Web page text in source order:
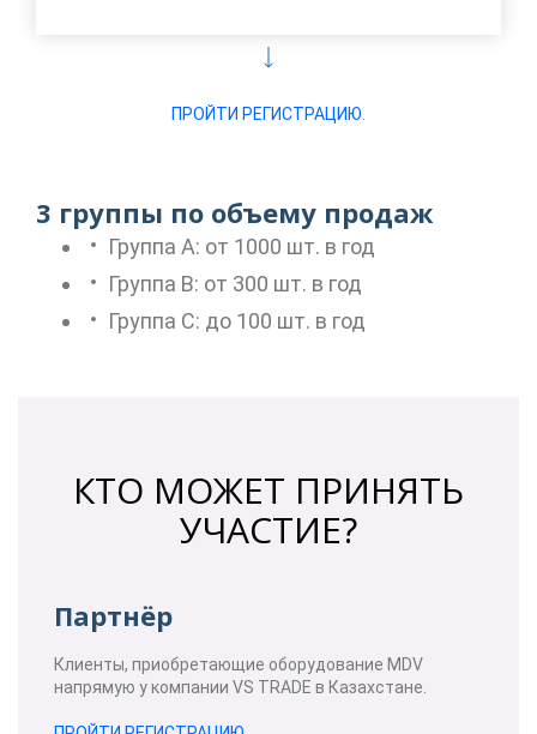
ПРОЙТИ РЕГИСТРАЦИЮ.
3 группы по объему продаж
Группа А: от 1000 шт. в год
Группа B: от 300 шт. в год
Группа С: до 100 шт. в год
КТО МОЖЕТ ПРИНЯТЬ
УЧАСТИЕ?
Партнёр
Клиенты, приобретающие оборудование MDV
напрямую у компании VS TRADE в Казахстане.